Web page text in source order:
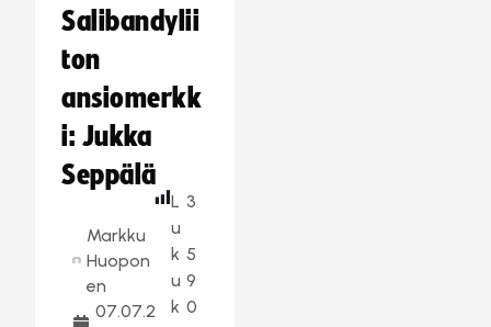
Salibandylii
ton
ansiomerkk
i: Jukka
Seppälä
Markku
Huopon
en
07.07.2
L
u
k
u
k
3
5
9
0